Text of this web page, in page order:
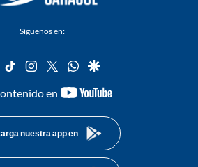
Síguenos en:
facebook
tiktok instagram
twitterwhatsapp
google
en
youtube-
nuestra app en